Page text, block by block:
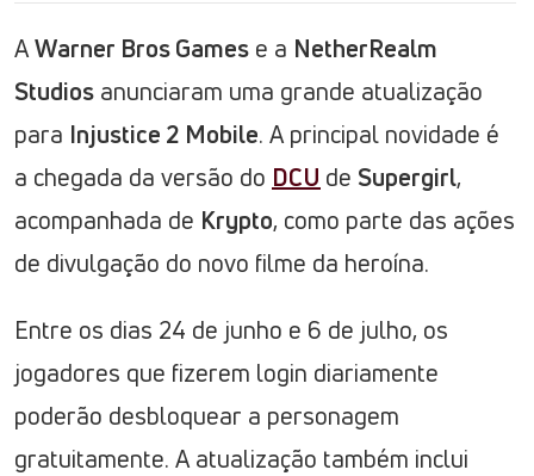
AWarner Bros Games e a NetherRealm
Studios anunciaram uma grande atualização
para Injustice 2 Mobile. A principal novidade é
a chegada da versão do DCU de Supergirl,
acompanhada de Krypto, como parte das ações
de divulgação do novo filme da heroína.
Entre os dias 24 de junho e 6 de julho, os
jogadores que fizerem login diariamente
poderão desbloquear a personagem
gratuitamente. A atualização também inclui